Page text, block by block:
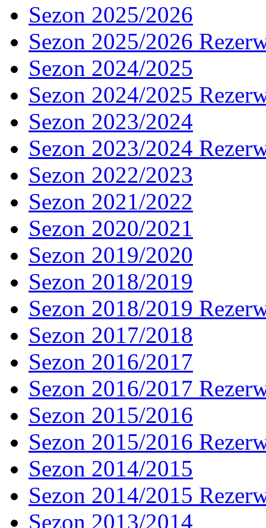
Sezon 2025/2026
Sezon 2025/2026
Sezon 2024/2025
Sezon 2024/2025
Sezon 2023/2024
Sezon 2023/2024
Sezon 2022/2023
Sezon 2021/2022
Sezon 2020/2021
Sezon 2019/2020
Sezon 2018/2019
Sezon 2018/2019
Sezon 2017/2018
Sezon 2016/2017
Sezon 2016/2017
Sezon 2015/2016
Sezon 2015/2016
Sezon 2014/2015
Sezon 2014/2015
Sezon 2013/2014